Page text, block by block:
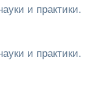
и практики.
и практики.